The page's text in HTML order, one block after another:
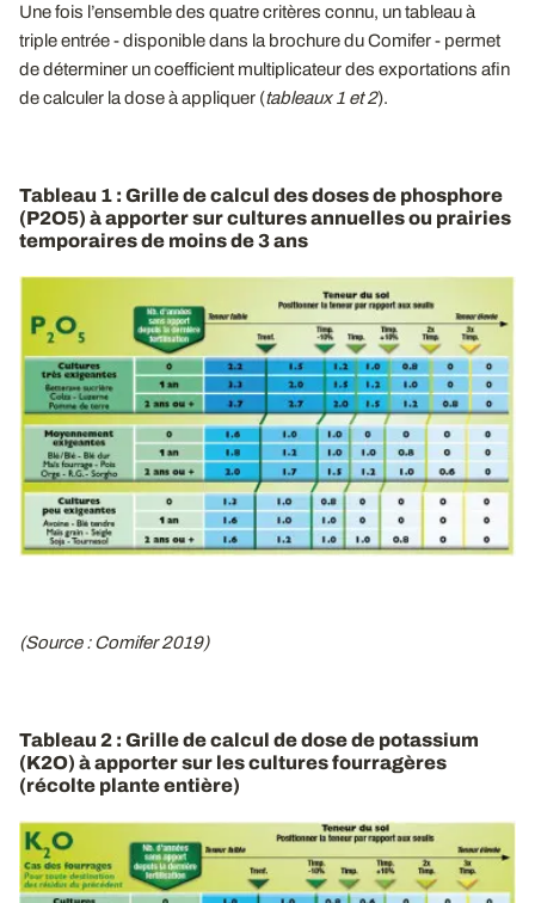
Une fois l’ensemble des quatre critères connu, un tableau à
triple entrée - disponible dans la brochure du Comifer - permet
de déterminer un coefficient multiplicateur des exportations afin
de calculer la dose à appliquer (tableaux 1 et 2).
Tableau 1 : Grille de calcul des doses de phosphore
(P2O5) à apporter sur cultures annuelles ou prairies
temporaires de moins de 3 ans
(Source : Comifer 2019)
Tableau 2 : Grille de calcul de dose de potassium
(K2O) à apporter sur les cultures fourragères
(récolte plante entière)